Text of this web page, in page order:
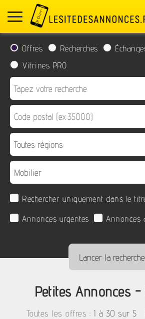
Offres Recherches
Vitrines PRO
Rechercher uniquement dans le
Annonces urgentes
Annonces
Petites Annonces
Toutes les offres : 1 à 30 sur 5